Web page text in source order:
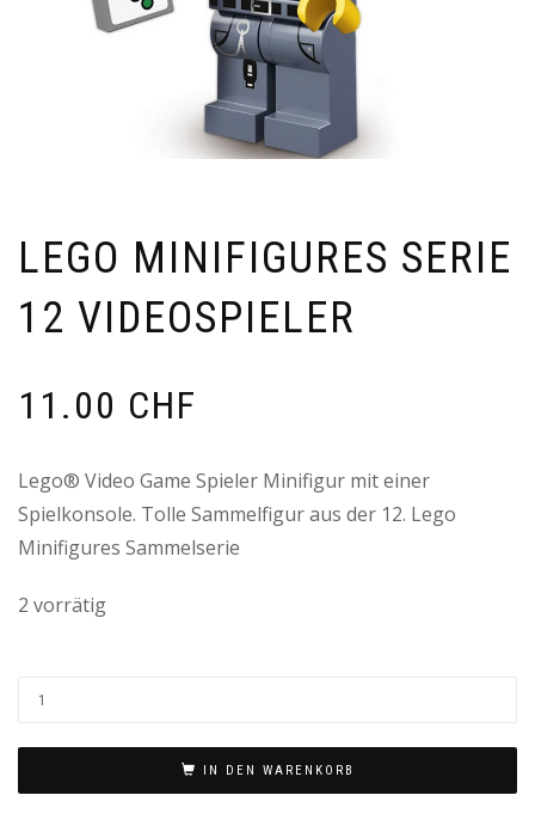
LEGO MINIFIGURES SERIE
12 VIDEOSPIELER
11.00 CHF
Lego® Video Game Spieler Minifigur mit einer
Spielkonsole. Tolle Sammelfigur aus der 12. Lego
Minifigures Sammelserie
2 vorrätig
IN DEN WARENKORB